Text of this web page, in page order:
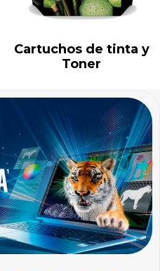
Cartuchos de tinta y
Toner